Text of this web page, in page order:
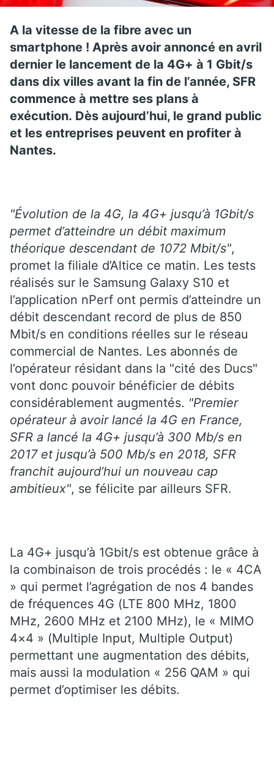
A la vitesse de la fibre avec un
smartphone ! Après avoir annoncé en avril
dernier le lancement de la 4G+ à 1 Gbit/s
dans dix villes avant la fin de l’année, SFR
commence à mettre ses plans à
exécution. Dès aujourd’hui, le grand public
et les entreprises peuvent en profiter à
Nantes.
"Évolution de la 4G, la 4G+ jusqu’à 1Gbit/s
permet d’atteindre un débit maximum
théorique descendant de 1072 Mbit/s",
promet la filiale d’Altice ce matin. Les tests
réalisés sur le Samsung Galaxy S10 et
l’application nPerf ont permis d’atteindre un
débit descendant record de plus de 850
Mbit/s en conditions réelles sur le réseau
commercial de Nantes. Les abonnés de
l’opérateur résidant dans la "cité des Ducs"
vont donc pouvoir bénéficier de débits
considérablement augmentés. "Premier
opérateur à avoir lancé la 4G en France,
SFR a lancé la 4G+ jusqu’à 300 Mb/s en
2017 et jusqu’à 500 Mb/s en 2018, SFR
franchit aujourd’hui un nouveau cap
ambitieux", se félicite par ailleurs SFR.
La 4G+ jusqu’à 1Gbit/s est obtenue grâce à
la combinaison de trois procédés : le « 4CA
» qui permet l’agrégation de nos 4 bandes
de fréquences 4G (LTE 800 MHz, 1800
MHz, 2600 MHz et 2100 MHz), le « MIMO
4×4 » (Multiple Input, Multiple Output)
permettant une augmentation des débits,
mais aussi la modulation « 256 QAM » qui
permet d’optimiser les débits.